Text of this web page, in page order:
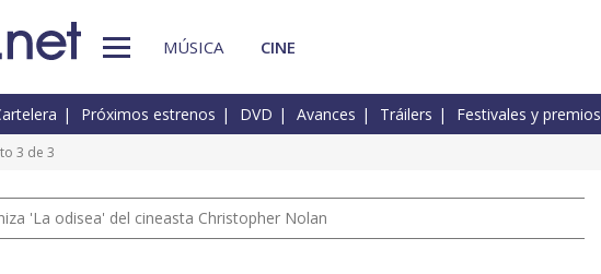
MÚSICA CINE
Próximos estrenos DVD Avances Tráilers Festivales y premios
3 de 3
'La odisea' del cineasta Christopher Nolan